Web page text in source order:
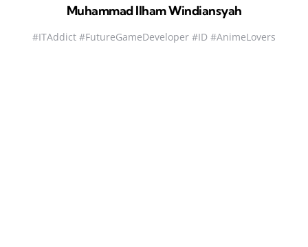
Muhammad Ilham Windiansyah
#ITAddict #FutureGameDeveloper #ID #AnimeLovers